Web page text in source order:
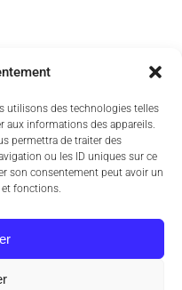
utilisons des technologies telles
aux informations des appareils.
permettra de traiter des
ou les ID uniques sur ce
son consentement peut avoir un
fonctions.
receive information from
unsubscribe anytime.
of your personal data,